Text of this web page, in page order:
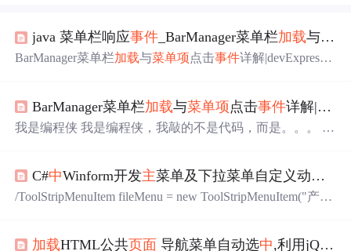
java 菜单栏响应事件 _BarManager菜单栏加载与菜
BarManager菜单栏加载与菜单项点击事件详解|devExpress
菜单项呢？首先我们需要使用devExpress控件拖拽一个barm
anager控件到界面中，如图：拖拽了一个BarManager控件之
BarManager菜单栏加载与菜单项点击事件详解|devExpress教程
我是编程侠 我是编程侠，我敲的不是代码，而是。。。 B
中 显示菜单栏的作用，如何使用dev BarManager来加载菜
单项呢？首先我们需要使用devExpress控件拖拽一个barman
C#中Winform开发主菜单及下拉菜单自定义动加载
/ToolStripMenuItem fileMenu = new ToolStripMenuItem("产品
tem item in menus)//循环 主菜单。newItem.Text = "一级二类
加载HTML公共页面 导航菜单自动选中,利用jQuery